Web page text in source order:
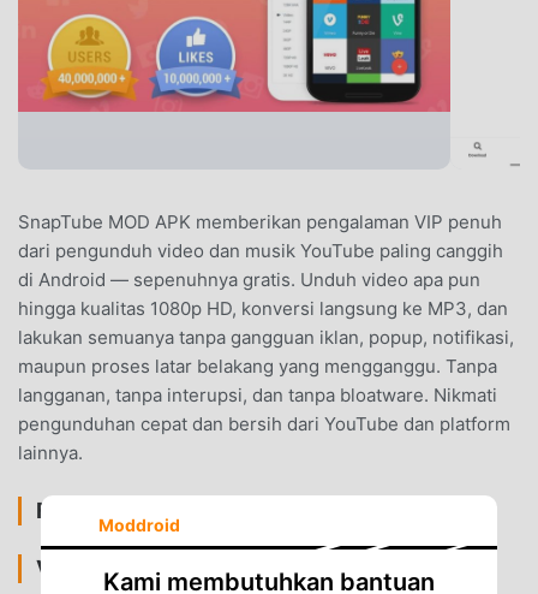
SnapTube MOD APK memberikan pengalaman VIP penuh
dari pengunduh video dan musik YouTube paling canggih
di Android — sepenuhnya gratis. Unduh video apa pun
hingga kualitas 1080p HD, konversi langsung ke MP3, dan
lakukan semuanya tanpa gangguan iklan, popup, notifikasi,
maupun proses latar belakang yang mengganggu. Tanpa
langganan, tanpa interupsi, dan tanpa bloatware. Nikmati
pengunduhan cepat dan bersih dari YouTube dan platform
lainnya.
FITUR MOD
VIP & AKSES
Moddroid
Kami membutuhkan bantuan